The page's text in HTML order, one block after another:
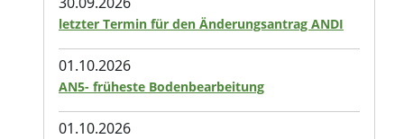
letzter Termin für den Änderungsantrag ANDI
01.10.2026
AN5- früheste Bodenbearbeitung
01.10.2026